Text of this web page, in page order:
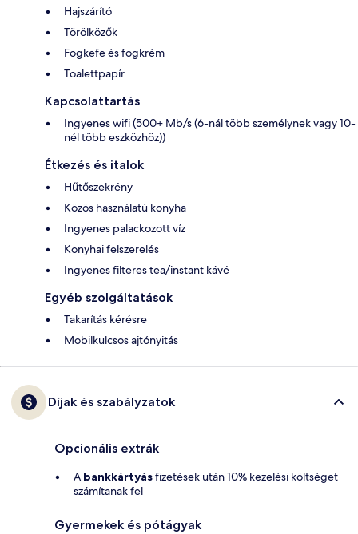
Hajszárító
Törölközők
Fogkefe és fogkrém
Toalettpapír
Kapcsolattartás
Ingyenes wifi (500+ Mb/s (6-nál több személynek vagy 10-
nél több eszközhöz))
Étkezés és italok
Hűtőszekrény
Közös használatú konyha
Ingyenes palackozott víz
Konyhai felszerelés
Ingyenes filteres tea/instant kávé
Egyéb szolgáltatások
Takarítás kérésre
Mobilkulcsos ajtónyitás
Díjak és szabályzatok
Opcionális extrák
A bankkártyásfizetések után 10% kezelési költséget
számítanak fel
Gyermekek és pótágyak